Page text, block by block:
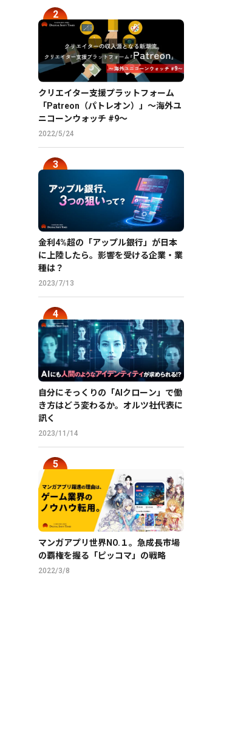
クリエイター支援プラットフォーム
「Patreon（パトレオン）」〜海外ユ
ニコーンウォッチ #9〜
2022/5/24
金利4%超の「アップル銀行」が日本
に上陸したら。影響を受ける企業・業
種は？
2023/7/13
自分にそっくりの「AIクローン」で働
き方はどう変わるか。オルツ社代表に
訊く
2023/11/14
マンガアプリ世界NO.１。急成長市場
の覇権を握る「ピッコマ」の戦略
2022/3/8